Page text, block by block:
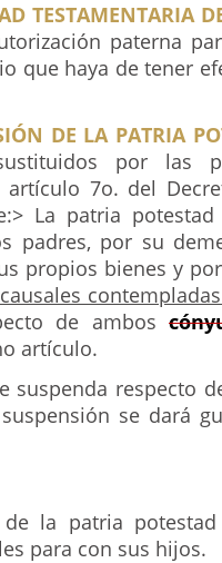
TESTAMENTARIA
paterna
que haya de tener
DE LA PATRIA
sustituidos por las
7o. del
La patria
padres, por su
propios bienes y
de ambos
artículo.
suspenda respecto
se dará
la patria
para con sus hijos.